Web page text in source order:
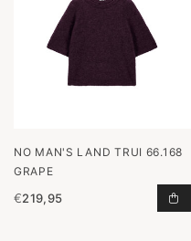
NO MAN'S LAND TRUI 66.168
GRAPE
€219,95